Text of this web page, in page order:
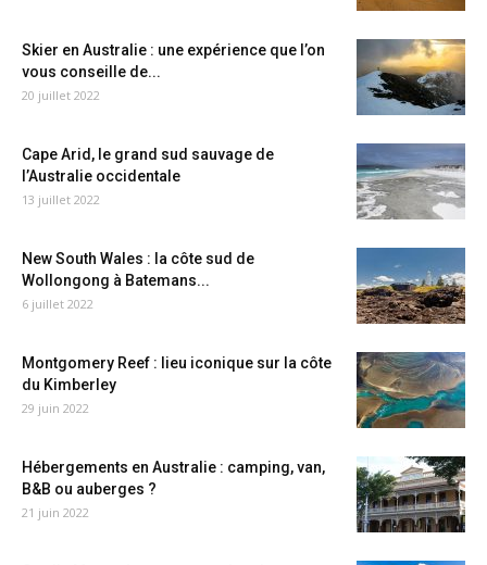
Skier en Australie : une expérience que l’on
vous conseille de...
20 juillet 2022
Cape Arid, le grand sud sauvage de
l’Australie occidentale
13 juillet 2022
New South Wales : la côte sud de
Wollongong à Batemans...
6 juillet 2022
Montgomery Reef : lieu iconique sur la côte
du Kimberley
29 juin 2022
Hébergements en Australie : camping, van,
B&B ou auberges ?
21 juin 2022